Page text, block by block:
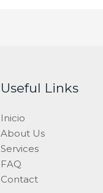
Useful Links
Inicio
About Us
Services
FAQ
Contact